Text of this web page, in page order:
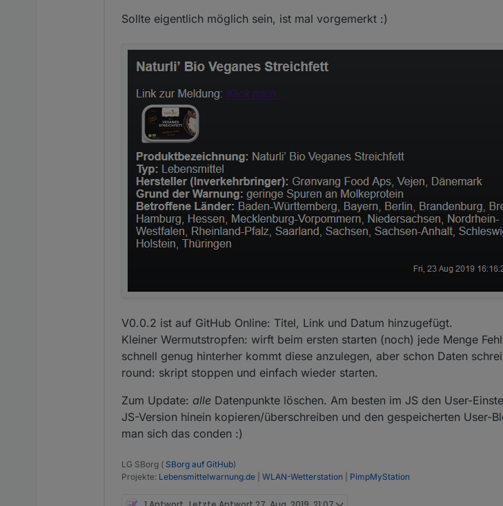
Sollte eigentlich möglich sein, ist mal vorgemerkt :)
V0.0.2 ist auf GitHub Online: Titel, Link und Datum hinzugefügt.
Kleiner Wermutstropfen: wirft beim ersten starten (noch) jede Menge
schnell genug hinterher kommt diese anzulegen, aber schon Daten
round: skript stoppen und einfach wieder starten.
Zum Update: alle Datenpunkte löschen. Am besten im JS den User-
JS-Version hinein kopieren/überschreiben und den gespeicherten User-
man sich das conden :)
LG SBorg ( SBorg auf GitHub)
Projekte: Lebensmittelwarnung.de WLAN-Wetterstation PimpMyStation